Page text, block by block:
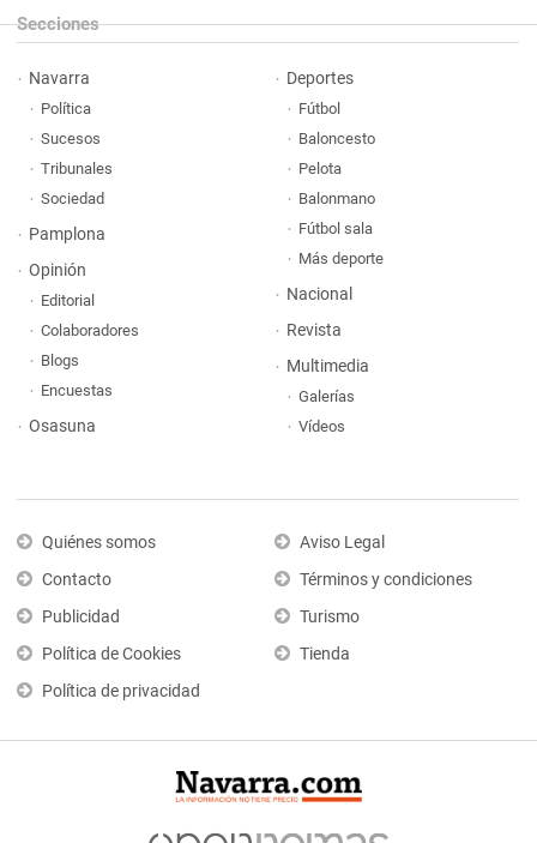
Secciones
Navarra
Política
Sucesos
Tribunales
Sociedad
Pamplona
Opinión
Editorial
Colaboradores
Blogs
Encuestas
Osasuna
Deportes
Fútbol
Baloncesto
Pelota
Balonmano
Fútbol sala
Más deporte
Nacional
Revista
Multimedia
Galerías
Vídeos
Quiénes somos
Contacto
Publicidad
Política de Cookies
Política de privacidad
Aviso Legal
Términos y condiciones
Turismo
Tienda